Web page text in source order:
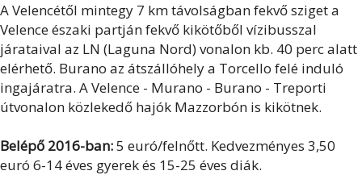
A Velencétől mintegy 7 km távolságban fekvő sziget a
Velence északi partján fekvő kikötőből vízibusszal
járataival az LN (Laguna Nord) vonalon kb. 40 perc alatt
elérhető. Burano az átszállóhely a Torcello felé induló
ingajáratra. A Velence - Murano - Burano - Treporti
útvonalon közlekedő hajók Mazzorbón is kikötnek.
Belépő 2016-ban:5 euró/felnőtt. Kedvezményes 3,50
euró 6-14 éves gyerek és 15-25 éves diák.